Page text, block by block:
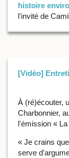
histoire
l'invité de
[Vidéo]
À (ré)écouter,
Charbonnier,
l'émission «
« Je crains
serve